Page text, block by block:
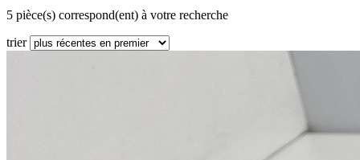
5 pièce(s) correspond(ent) à votre recherche
trier